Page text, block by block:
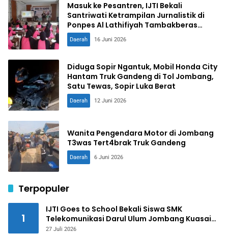
Masuk ke Pesantren, IJTI Bekali
Santriwati Ketrampilan Jurnalistik di
Ponpes Al Lathifiyah Tambakberas
Jombang
Daerah 16 Juni 2026
Diduga Sopir Ngantuk, Mobil Honda City
Hantam Truk Gandeng di Tol Jombang,
Satu Tewas, Sopir Luka Berat
Daerah 12 Juni 2026
Wanita Pengendara Motor di Jombang
T3was Tert4brak Truk Gandeng
Daerah 6 Juni 2026
Terpopuler
1
IJTI Goes to School Bekali Siswa SMK
Telekomunikasi Darul Ulum Jombang Kuasai
Jurnalistik Digital
27 Juli 2026